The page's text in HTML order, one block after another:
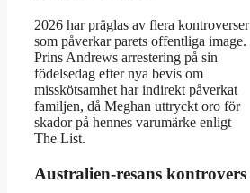
2026 har präglas av flera kontroverser
som påverkar parets offentliga image.
Prins Andrews arrestering på sin
födelsedag efter nya bevis om
misskötsamhet har indirekt påverkat
familjen, då Meghan uttryckt oro för
skador på hennes varumärke enligt
The List.
Australien-resans kontrovers